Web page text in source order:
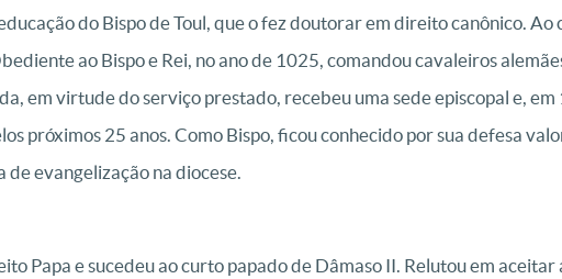
do Bispo de Toul, que o fez doutorar em direito canônico.
ao Bispo e Rei, no ano de 1025, comandou cavaleiros
em virtude do serviço prestado, recebeu uma sede episcopal e,
próximos 25 anos. Como Bispo, ficou conhecido por sua defesa
de evangelização na diocese.
Papa e sucedeu ao curto papado de Dâmaso II. Relutou em aceitar